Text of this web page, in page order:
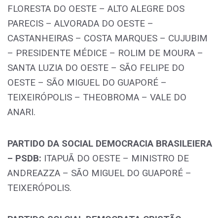
FLORESTA DO OESTE – ALTO ALEGRE DOS
PARECIS – ALVORADA DO OESTE –
CASTANHEIRAS – COSTA MARQUES – CUJUBIM
– PRESIDENTE MÉDICE – ROLIM DE MOURA –
SANTA LUZIA DO OESTE – SÃO FELIPE DO
OESTE – SÃO MIGUEL DO GUAPORÉ –
TEIXEIRÓPOLIS – THEOBROMA – VALE DO
ANARI.
PARTIDO DA SOCIAL DEMOCRACIA BRASILEIERA
– PSDB: ITAPUÃ DO OESTE – MINISTRO DE
ANDREAZZA – SÃO MIGUEL DO GUAPORÉ –
TEIXERÓPOLIS.